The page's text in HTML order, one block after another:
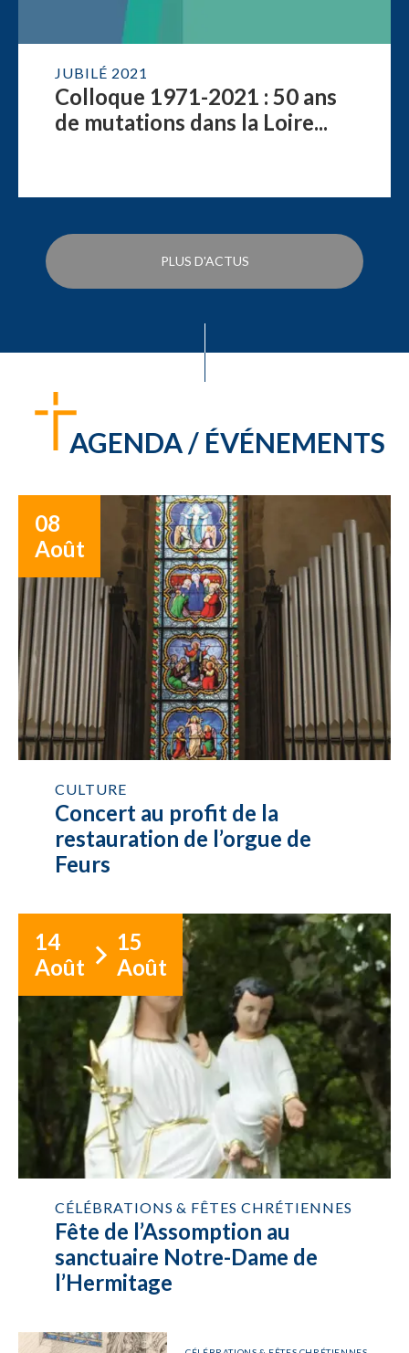
JUBILÉ 2021
Colloque 1971-2021 : 50 ans
de mutations dans la Loire...
PLUS D'ACTUS
AGENDA / ÉVÉNEMENTS
08
Août
CULTURE
Concert au profit de la
restauration de l’orgue de
Feurs
14
Août
15
Août
CÉLÉBRATIONS & FÊTES CHRÉTIENNES
Fête de l’Assomption au
sanctuaire Notre-Dame de
l’Hermitage